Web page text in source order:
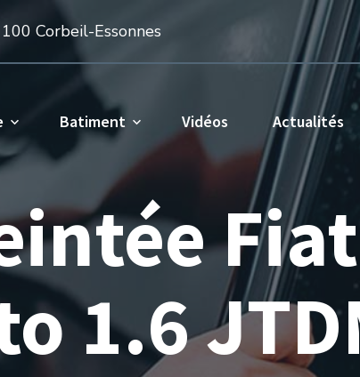
Corbeil-Essonnes
Batiment Vidéos Actualités
1.6